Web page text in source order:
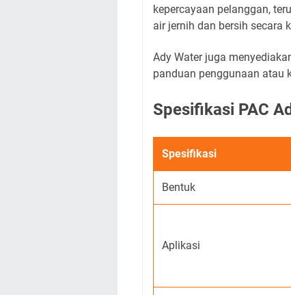
kepercayaan pelanggan,
air jernih dan bersih secara
Ady Water juga
panduan penggunaan atau
Spesifikasi PAC
Spesifikasi
Bentuk
Aplikasi